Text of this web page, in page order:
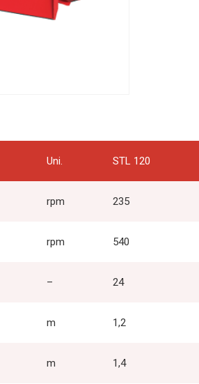
Uni. STL 120
rpm 235
rpm 540
– 24
m 1,2
m 1,4